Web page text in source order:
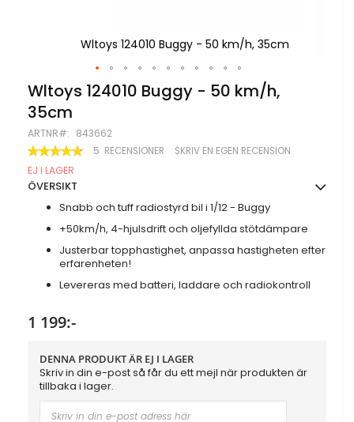
Wltoys 124010 Buggy - 50 km/h, 35cm
Hoppa
till
början
av
bildgalleriet
Wltoys 124010 Buggy - 50 km/h,
35cm
ARTNR 843662
BETYG:
96 100
5 RECENSIONER SKRIV EN EGEN RECENSION
EJ I LAGER
ÖVERSIKT
Snabb och tuff radiostyrd bil i 1/12 - Buggy
+50km/h, 4-hjulsdrift och oljefyllda stötdämpare
Justerbar topphastighet, anpassa hastigheten efter
erfarenheten!
Levereras med batteri, laddare och radiokontroll
1 199:-
DENNA PRODUKT ÄR EJ I LAGER
Skriv in din e-post så får du ett mejl när produkten är
tillbaka i lager.